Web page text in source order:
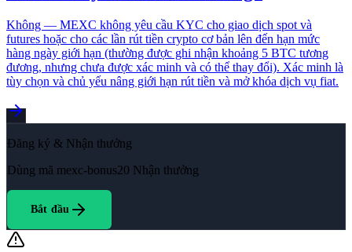
Không — MEXC không yêu cầu KYC cho giao dịch spot và
futures hoặc cho các lần rút tiền crypto cơ bản lên đến hạn mức
hàng ngày giới hạn (thường được ghi nhận khoảng 5 BTC tương
đương, nhưng chưa được xác minh và có thể thay đổi). Xác minh là
tùy chọn và chủ yếu nâng giới hạn rút tiền và mở khóa dịch vụ fiat.
Đăng ký & Nhận thưởng
Dùng mã mexc-bonus20 Nhận thưởng
Bắt đầu